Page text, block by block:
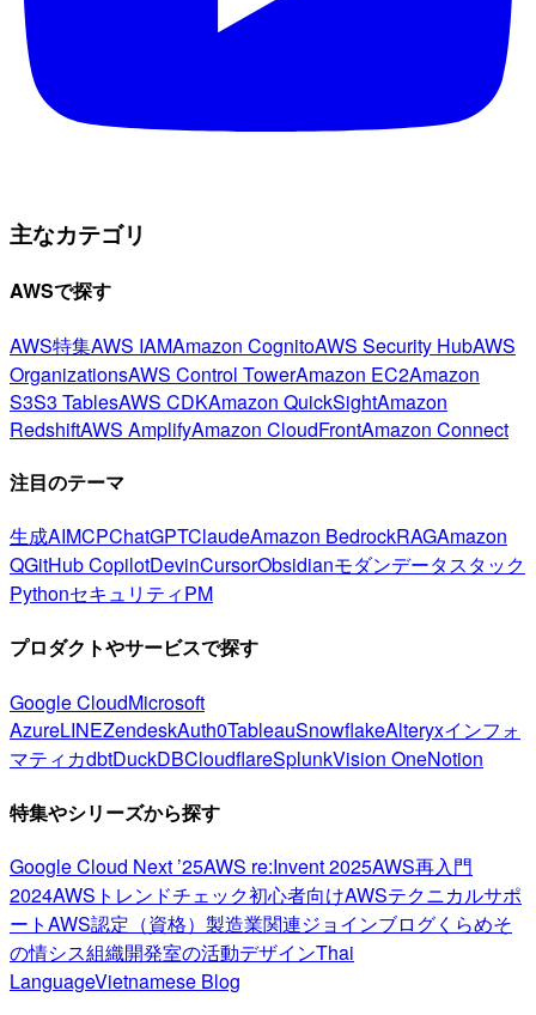
主なカテゴリ
AWSで探す
AWS特集AWS IAMAmazon CognitoAWS Security HubAWS
OrganizationsAWS Control TowerAmazon EC2Amazon
S3S3 TablesAWS CDKAmazon QuickSightAmazon
RedshiftAWS AmplifyAmazon CloudFrontAmazon Connect
注目のテーマ
生成AIMCPChatGPTClaudeAmazon BedrockRAGAmazon
QGitHub CopilotDevinCursorObsidianモダンデータスタック
PythonセキュリティPM
プロダクトやサービスで探す
Google CloudMicrosoft
AzureLINEZendeskAuth0TableauSnowflakeAlteryxインフォ
マティカdbtDuckDBCloudflareSplunkVision OneNotion
特集やシリーズから探す
Google Cloud Next ’25AWS re:Invent 2025AWS再入門
2024AWSトレンドチェック初心者向けAWSテクニカルサポ
ートAWS認定（資格） 製造業関連ジョインブログくらめそ
の情シス組織開発室の活動デザインThai
LanguageVietnamese Blog